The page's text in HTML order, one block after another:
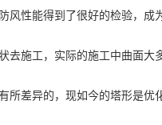
性能得到了很好的检验，成
施工，实际的施工中曲面大
差异的，现如今的塔形是优